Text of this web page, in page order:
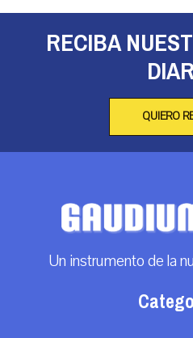
RECIBA
QUIERO
Un instrumento de la